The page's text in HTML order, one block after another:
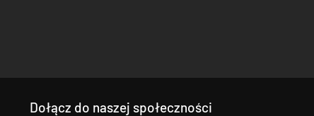
Dołącz do naszej społeczności